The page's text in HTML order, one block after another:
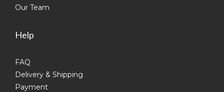
Our Team
Help
FAQ
Delivery & Shipping
Payment